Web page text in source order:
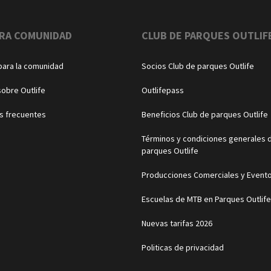
COMUNIDAD
la comunidad
Outlife
frecuentes
CLUB DE PARQUES
Socios Club de parques Outlife
Outlifepass
Beneficios Club de parques Outlife
Términos y condiciones generales
parques Outlife
Producciones Comerciales y
Escuelas de MTB en Parques Outlife
Nuevas tarifas 2026
Politicas de privacidad